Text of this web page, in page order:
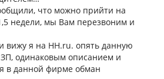
что можно прийти на
недели, мы Вам перезвоним и
вижу я на HH.ru. опять данную
одинаковым описанием и
в данной фирме обман